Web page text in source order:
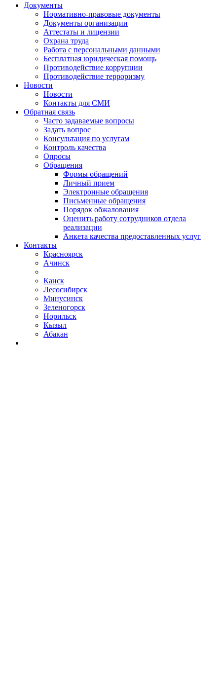
Документы
Нормативно-правовые документы
Документы организации
Аттестаты и лицензии
Охрана труда
Работа с персональными данными
Бесплатная юридическая помощь
Противодействие коррупции
Противодействие терроризму
Новости
Новости
Контакты для СМИ
Обратная связь
Часто задаваемые вопросы
Задать вопрос
Консультация по услугам
Контроль качества
Опросы
Обращения
Формы обращений
Личный прием
Электронные обращения
Письменные обращения
Порядок обжалования
Оценить работу сотрудников отдела
реализации
Анкета качества предоставленных услуг
Контакты
Красноярск
Ачинск
Канск
Лесосибирск
Минусинск
Зеленогорск
Норильск
Кызыл
Абакан